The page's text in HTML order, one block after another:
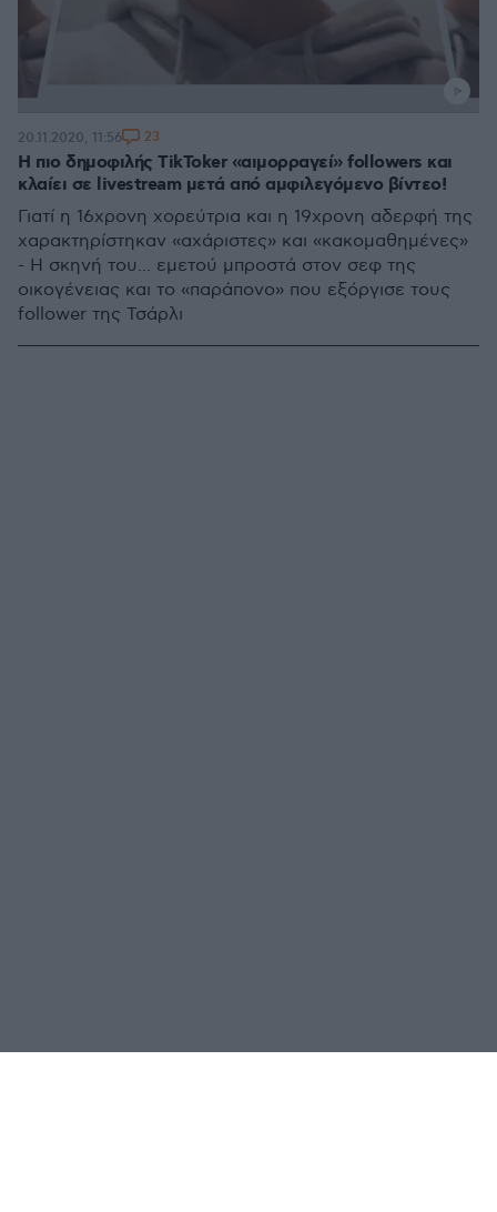
H πιο δημοφιλής TikToker «αιμορραγεί» followers και
κλαίει σε livestream μετά από αμφιλεγόμενο βίντεο!
Γιατί η 16χρονη χορεύτρια και η 19χρονη αδερφή της
χαρακτηρίστηκαν «αχάριστες» και «κακομαθημένες»
- Η σκηνή του... εμετού μπροστά στον σεφ της
οικογένειας και το «παράπονο» που εξόργισε τους
follower της Τσάρλι
20.11.2020, 11:56 23